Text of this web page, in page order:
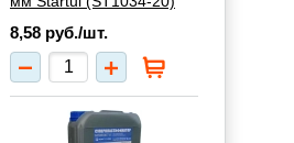
8,58 руб./шт.